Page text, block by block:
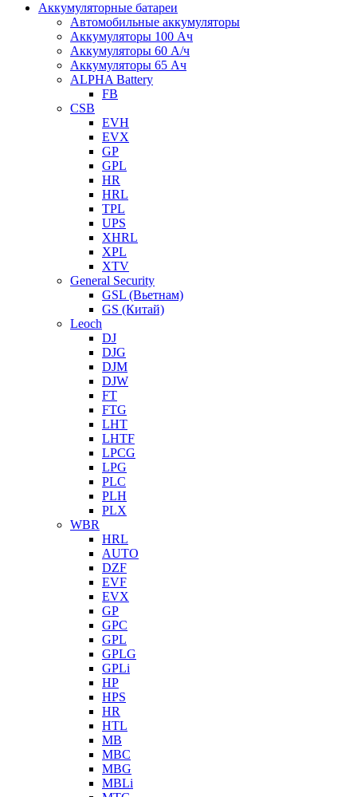
Аккумуляторные батареи
Автомобильные аккумуляторы
Аккумуляторы 100 Ач
Аккумуляторы 60 А/ч
Аккумуляторы 65 Ач
ALPHA Battery
FB
CSB
EVH
EVX
GP
GPL
HR
HRL
TPL
UPS
XHRL
XPL
XTV
General Security
GSL (Вьетнам)
GS (Китай)
Leoch
DJ
DJG
DJM
DJW
FT
FTG
LHT
LHTF
LPCG
LPG
PLC
PLH
PLX
WBR
HRL
AUTO
DZF
EVF
EVX
GP
GPC
GPL
GPLG
GPLi
HP
HPS
HR
HTL
MB
MBC
MBG
MBLi